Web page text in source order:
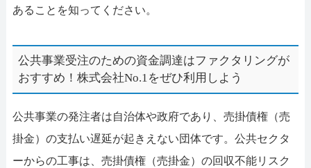
あることを知ってください。
公共事業受注のための資金調達はファクタリングが
おすすめ！株式会社No.1をぜひ利用しよう
公共事業の発注者は自治体や政府であり、売掛債権（売
掛金）の支払い遅延が起きえない団体です。公共セクタ
ーからの工事は、売掛債権（売掛金）の回収不能リスク